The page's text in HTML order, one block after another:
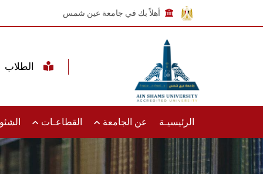
أهلاً بك في جامعة عين شمس
الرئيسيـة عن الجامعة القطاعـات